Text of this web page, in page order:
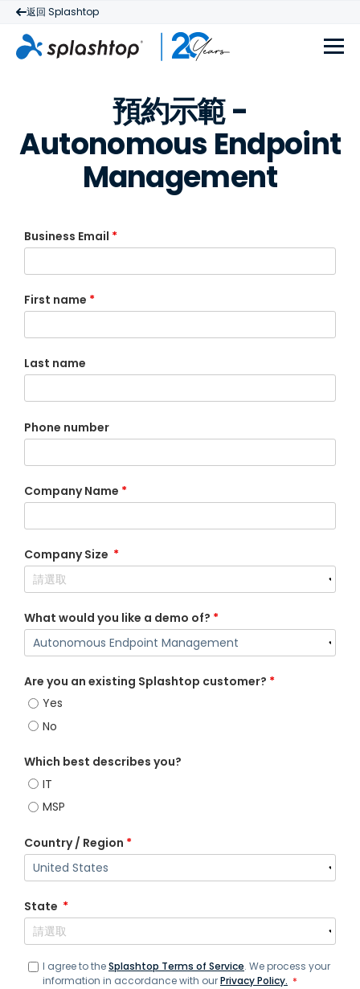
返回 Splashtop
預約示範 -
Autonomous Endpoint
Management
Business Email *
First name *
Last name
Phone number
Company Name *
Company Size *
What would you like a demo of? *
Are you an existing Splashtop customer? *
Yes
No
Which best describes you?
IT
MSP
Country / Region *
State *
I agree to theSplashtop Terms of Service. We process your
information in accordance with ourPrivacy Policy. *